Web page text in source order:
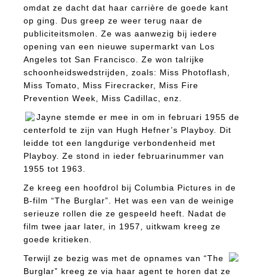
omdat ze dacht dat haar carrière de goede kant
op ging. Dus greep ze weer terug naar de
publiciteitsmolen. Ze was aanwezig bij iedere
opening van een nieuwe supermarkt van Los
Angeles tot San Francisco. Ze won talrijke
schoonheidswedstrijden, zoals: Miss Photoflash,
Miss Tomato, Miss Firecracker, Miss Fire
Prevention Week, Miss Cadillac, enz.
Jayne stemde er mee in om in februari 1955 de
centerfold te zijn van Hugh Hefner’s Playboy. Dit
leidde tot een langdurige verbondenheid met
Playboy. Ze stond in ieder februarinummer van
1955 tot 1963.
Ze kreeg een hoofdrol bij Columbia Pictures in de
B-film “The Burglar”. Het was een van de weinige
serieuze rollen die ze gespeeld heeft. Nadat de
film twee jaar later, in 1957, uitkwam kreeg ze
goede kritieken.
Terwijl ze bezig was met de opnames van “The
Burglar” kreeg ze via haar agent te horen dat ze